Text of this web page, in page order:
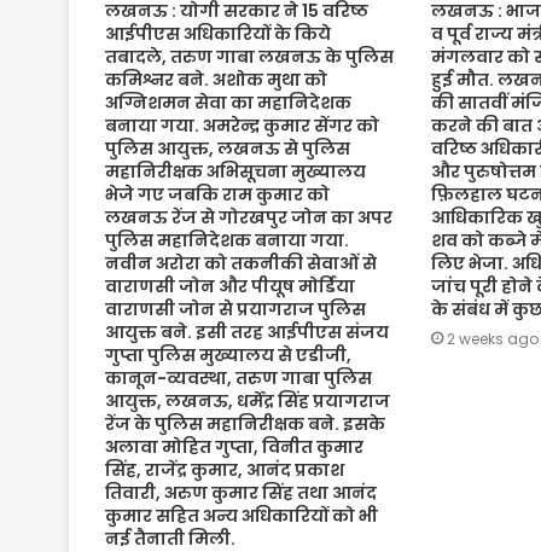
लखनऊ : योगी सरकार ने 15 वरिष्ठ
आईपीएस अधिकारियों के किये
तबादले, तरुण गाबा लखनऊ के पुलिस
कमिश्नर बने. अशोक मुथा को
अग्निशमन सेवा का महानिदेशक
बनाया गया. अमरेन्द्र कुमार सेंगर को
पुलिस आयुक्त, लखनऊ से पुलिस
महानिरीक्षक अभिसूचना मुख्यालय
भेजे गए जबकि राम कुमार को
लखनऊ रेंज से गोरखपुर जोन का अपर
पुलिस महानिदेशक बनाया गया.
नवीन अरोरा को तकनीकी सेवाओं से
वाराणसी जोन और पीयूष मोर्डिया
वाराणसी जोन से प्रयागराज पुलिस
आयुक्त बने. इसी तरह आईपीएस संजय
गुप्ता पुलिस मुख्यालय से एडीजी,
कानून-व्यवस्था, तरुण गाबा पुलिस
आयुक्त, लखनऊ, धर्मेंद्र सिंह प्रयागराज
रेंज के पुलिस महानिरीक्षक बने. इसके
अलावा मोहित गुप्ता, विनीत कुमार
सिंह, राजेंद्र कुमार, आनंद प्रकाश
तिवारी, अरुण कुमार सिंह तथा आनंद
कुमार सहित अन्य अधिकारियों को भी
नई तैनाती मिली.
लखनऊ :
व पूर्व राज्य
मंगलवार को
हुई मौत.
की सातवीं
करने की
वरिष्ठ
और
फ़िलहाल
आधिकारिक
शव को कब्जे
लिए भेजा.
जांच पूरी होने
के संबंध में कुछ
2 weeks ago